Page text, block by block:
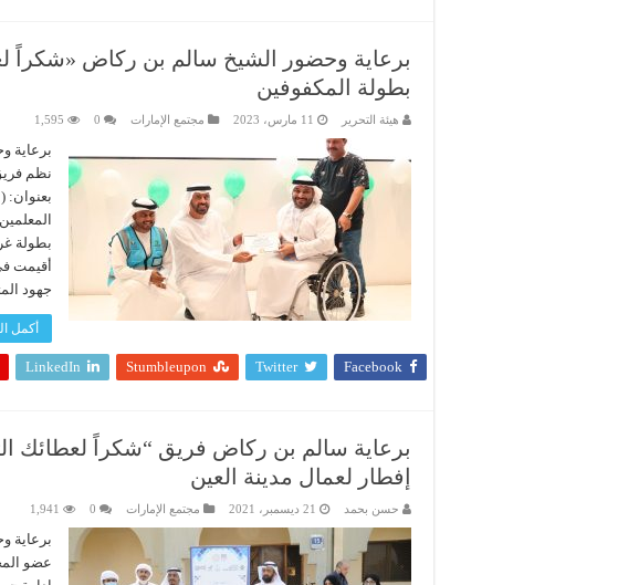
برعاية وحضور الشيخ سالم بن ركاض «شكراً
بطولة المكفوفين
هيئة التحرير 11 مارس، 2023 مجتمع الإمارات 0
1,595
برعاية
نظم
بعنوان:
أقيمت
جهود
أكمل
Facebook
Twitter
Stumbleupon
LinkedIn
إفطار لعمال مدينة العين
حسن بحمد 21 ديسمبر، 2021 مجتمع الإمارات 0
1,941
برعاية
عضو